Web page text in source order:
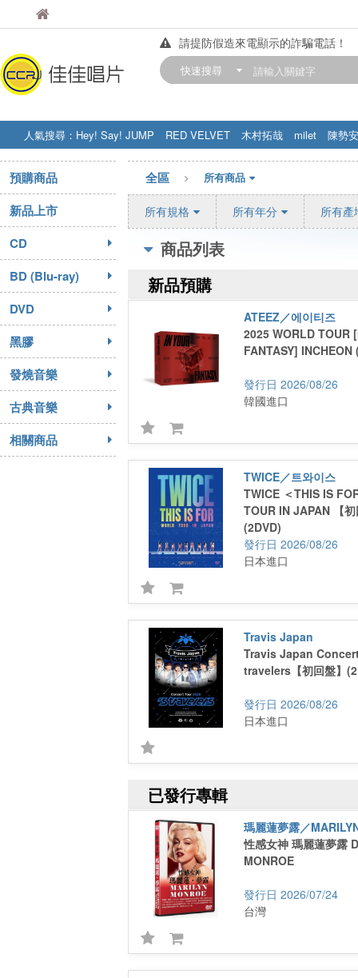
佳佳唱片
請提防假造來電顯示的詐騙電話！
【中華門市營業時間調整公告】
快速搜尋
人氣搜尋： Hey! Say! JUMP RED VELVET 木村拓哉 milet
陳勢安
STRAY KIDS
盧廣仲 周杰伦
預購商品
新品上市
CD
BD (Blu-ray)
DVD
黑膠
發燒音樂
古典音樂
相關商品
全區 所有商品
所有規格 所有年分 所有產
商品列表
新品預購
ATEEZ／에이티즈
2025 WORLD TOUR
FANTASY] INCHEON
2026/08/26
韓國進口
TWICE／트와이스
TWICE ＜THIS IS
TOUR IN JAPAN 【
(2DVD)
2026/08/26
日本進口
Travis Japan
Travis Japan
travelers【初回盤】
2026/08/26
日本進口
已發行專輯
瑪麗蓮夢露／
性感女神 瑪麗蓮夢露
MONROE
2026/07/24
台灣